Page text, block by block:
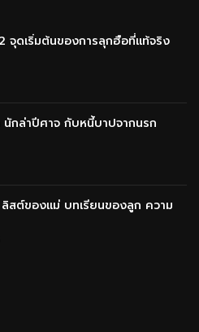
จุดเริ่มต้นของการลุกฮือที่แท้จริง
กล่าปีศาจ กับหนี้บาปจากนรก
สต์ของแม่ บทเรียนของลูก ความ